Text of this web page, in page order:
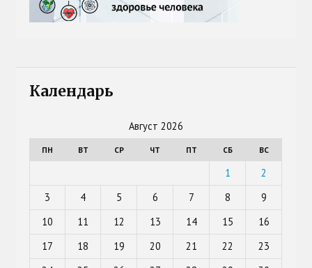
Календарь
Август 2026
ПН ВТ СР ЧТ ПТ СБ ВС
1
2
3
4 5 6 7 8
9
10
11 12 13 14 15
16
17
18 19 20 21 22
23